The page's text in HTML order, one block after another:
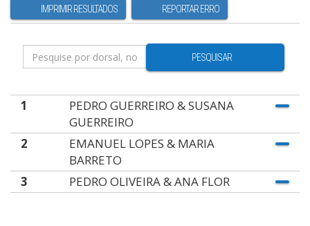
IMPRIMIR RESULTADOS REPORTAR ERRO
PESQUISAR
1
PEDRO GUERREIRO & SUSANA
GUERREIRO
2
EMANUEL LOPES & MARIA
BARRETO
3
PEDRO OLIVEIRA & ANA FLOR